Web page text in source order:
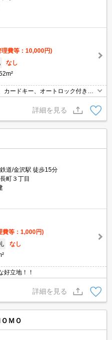
理費等：10,000円)
なし
ードキー、オートロック付きで
詳細を見る
道/金沢駅 徒歩15分
町３丁目
費等：1,000円)
なし
好立地！！
詳細を見る
ＭＯ